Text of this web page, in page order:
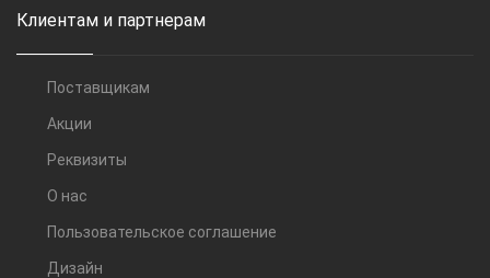
Клиентам и партнерам
Поставщикам
Акции
Реквизиты
О нас
Пользовательское соглашение
Дизайн